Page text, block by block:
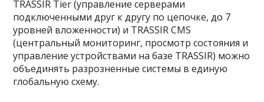
TRASSIR Tier (управление серверами
подключенными друг к другу по цепочке, до 7
уровней вложенности) и TRASSIR CMS
(центральный мониторинг, просмотр состояния и
управление устройствами на базе TRASSIR) можно
объединять разрозненные системы в единую
глобальную схему.